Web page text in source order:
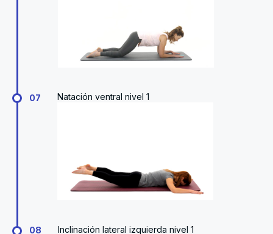
07 Natación ventral nivel 1
08 Inclinación lateral izquierda nivel 1